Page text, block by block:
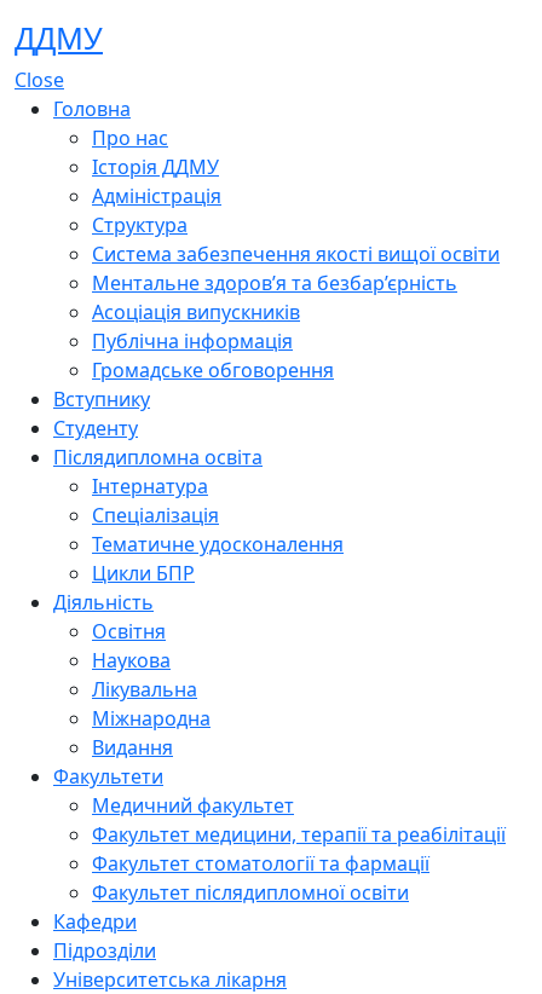
ДДМУ
Close
Головна
Про нас
Історія ДДМУ
Адміністрація
Структура
Система забезпечення якості вищої освіти
Ментальне здоров’я та безбар’єрність
Асоціація випускників
Публічна інформація
Громадське обговорення
Вступнику
Студенту
Післядипломна освіта
Інтернатура
Спеціалізація
Тематичне удосконалення
Цикли БПР
Діяльність
Освітня
Наукова
Лікувальна
Міжнародна
Видання
Факультети
Медичний факультет
Факультет медицини, терапії та реабілітації
Факультет стоматології та фармації
Факультет післядипломної освіти
Кафедри
Підрозділи
Університетська лікарня